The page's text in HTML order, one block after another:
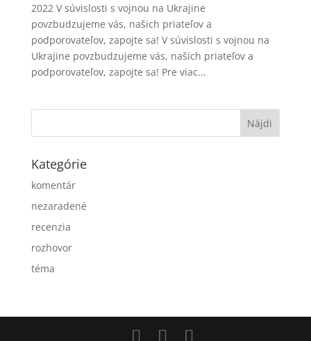
2022 V súvislosti s vojnou na Ukrajine
povzbudzujeme vás, našich priateľov a
podporovateľov, zapojte sa! V súvislosti s vojnou na
Ukrajine povzbudzujeme vás, našich priateľov a
podporovateľov, zapojte sa! Pre viac...
Kategórie
komentár
nezaradené
recenzia
rozhovor
téma